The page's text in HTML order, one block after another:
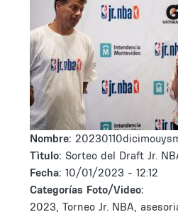
Nombre:
Tìtulo: Sorteo del Draft Jr.
Fecha: 10/01/2023 - 12:12
Categorías Foto/Video:
2023, Torneo Jr. NBA,